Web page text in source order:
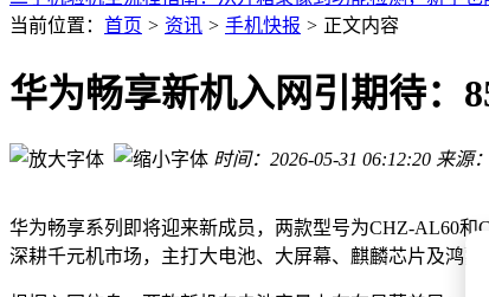
2025-2026年手机选购指南：从千元机到万元旗舰，16款
览邦Watch Ultra：独立通信硬核性能加持，多场景适配成
济南凡维蓝牙扫码枪全解析：应用场景适配与选型核心要
华为余承东首次田野科普：揭秘Pura 90 Pro Max屏幕耐刮
奕境X9官宣下月开启预售
当前位置： 首页 > 资讯 > 手机快报 > 正文内容
华为畅享新机入网引期待：
时间：2026-05-31 06:12:20 来源
华为畅享系列即将迎来新成员，两款型号为CHZ-AL60和
深耕千元机市场，主打大电池、大屏幕、麒麟芯片及鸿蒙